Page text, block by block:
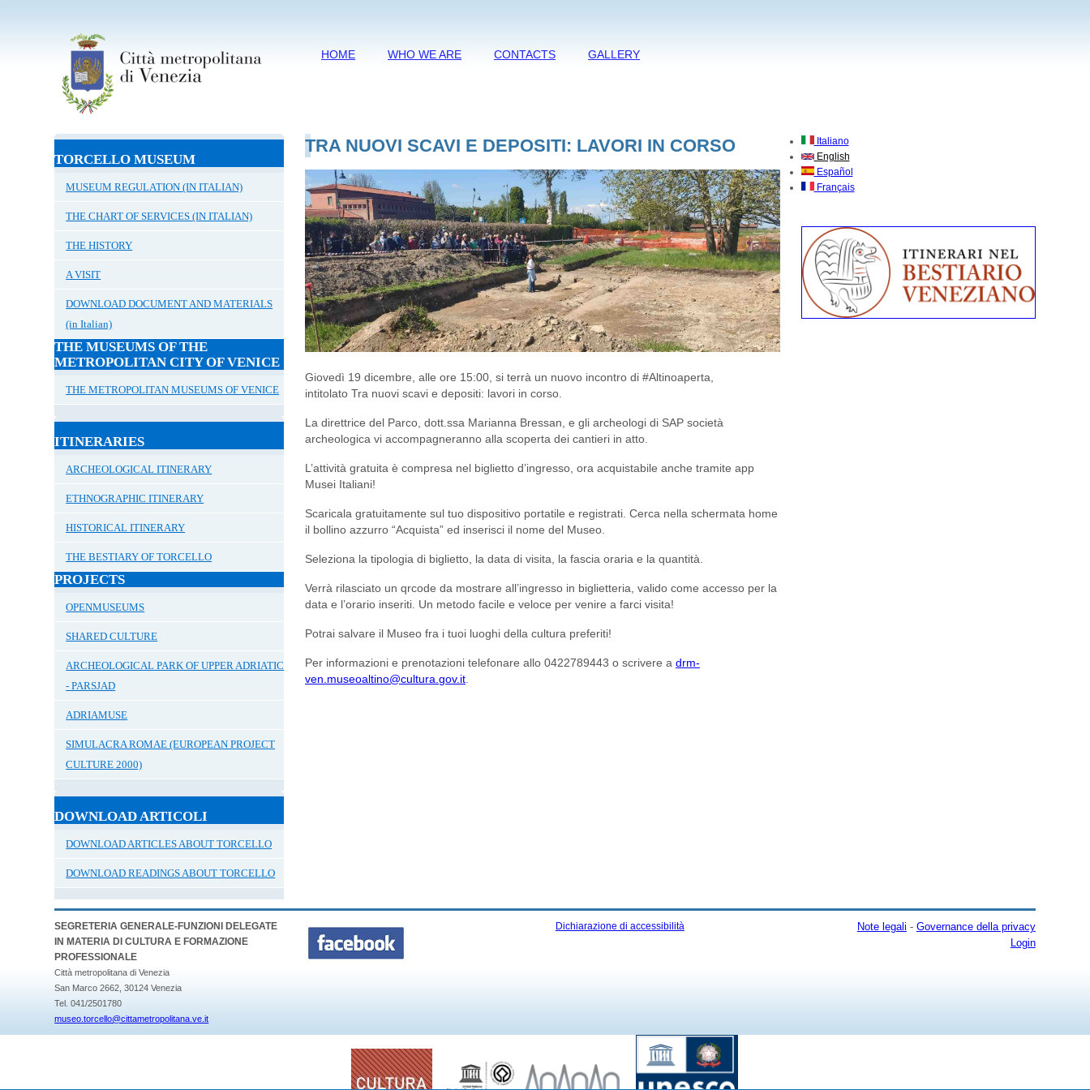
HOME WHO WE ARE CONTACTS GALLERY
TORCELLO MUSEUM
MUSEUM REGULATION (IN ITALIAN)
THE CHART OF SERVICES (IN ITALIAN)
THE HISTORY
A VISIT
DOWNLOAD DOCUMENT AND MATERIALS
(in Italian)
THE MUSEUMS OF THE
METROPOLITAN CITY OF VENICE
THE METROPOLITAN MUSEUMS OF VENICE
ITINERARIES
ARCHEOLOGICAL ITINERARY
ETHNOGRAPHIC ITINERARY
HISTORICAL ITINERARY
THE BESTIARY OF TORCELLO
PROJECTS
OPENMUSEUMS
SHARED CULTURE
ARCHEOLOGICAL PARK OF UPPER ADRIATIC
- PARSJAD
ADRIAMUSE
SIMULACRA ROMAE (EUROPEAN PROJECT
CULTURE 2000)
DOWNLOAD ARTICOLI
DOWNLOAD ARTICLES ABOUT TORCELLO
DOWNLOAD READINGS ABOUT TORCELLO
TRA NUOVI SCAVI E DEPOSITI: LAVORI IN CORSO
Giovedì 19dicembre, alleore 15:00 , si terrà un nuovo incontro di#Altinoaperta
intitolatoTra nuovi scavi e depositi: lavori in corso
La direttrice del Parco, dott.ssa Marianna Bressan, e gli archeologi di SAP società
archeologica vi accompagneranno allascoperta dei cantieri in atto
L’attività gratuita è compresa nel biglietto d’ingresso, ora acquistabile anche tramiteapp
Musei Italiani!
Scaricala gratuitamente sul tuo dispositivo portatile e registrati . Cerca nella schermata home
il bollino azzurro“Acquista” ed inserisci il nome del Museo
Seleziona la tipologia di biglietto, la data di visita, la fascia oraria e la quantità.
Verrà rilasciato un qrcode da mostrare all’ingresso in biglietteria , valido come accesso per la
data e l’orario inseriti. Un metodo facile e veloce per venire a farci visita!
Potrai salvare il Museo fra i tuoi luoghi della cultura preferiti!
Per informazioni e prenotazioni telefonare allo 0422789443 o scrivere adrm-
ven.museoaltino@cultura.gov.it
Italiano
English
Español
Français
SEGRETERIA GENERALE-FUNZIONI DELEGATE
IN MATERIA DI CULTURA E FORMAZIONE
PROFESSIONALE
Città metropolitana di Venezia
San Marco 2662, 30124 Venezia
Tel. 041/2501780
museo.torcello@cittametropolitana.ve.it
Dichiarazione di accessibilità Note legali - Governance della privacy
Login